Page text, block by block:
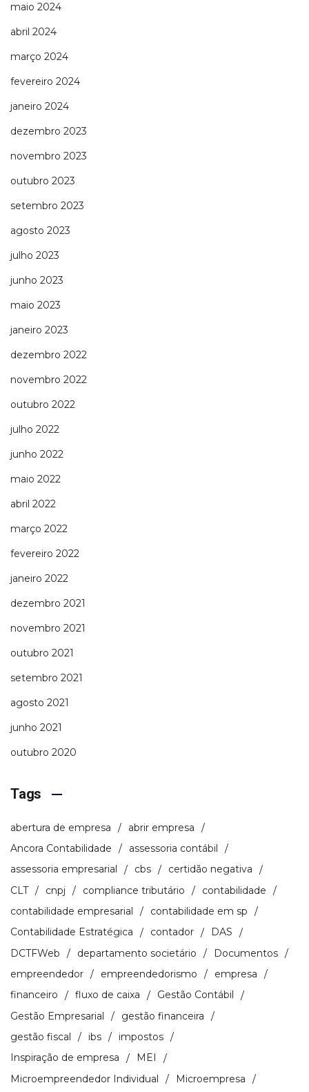
maio 2024
abril 2024
março 2024
fevereiro 2024
janeiro 2024
dezembro 2023
novembro 2023
outubro 2023
setembro 2023
agosto 2023
julho 2023
junho 2023
maio 2023
janeiro 2023
dezembro 2022
novembro 2022
outubro 2022
julho 2022
junho 2022
maio 2022
abril 2022
março 2022
fevereiro 2022
janeiro 2022
dezembro 2021
novembro 2021
outubro 2021
setembro 2021
agosto 2021
junho 2021
outubro 2020
Tags
abertura de empresa
abrir empresa
Ancora Contabilidade
assessoria contábil
assessoria empresarial
cbs
certidão negativa
CLT
cnpj compliance tributário
contabilidade
contabilidade empresarial
contabilidade em sp
Contabilidade Estratégica
contador
DAS
DCTFWeb
departamento societário
Documentos
empreendedor
empreendedorismo
empresa
financeiro
fluxo de caixa
Gestão Contábil
Gestão Empresarial
gestão financeira
gestão fiscal
ibs
impostos
Inspiração de empresa
MEI
Microempreendedor Individual
Microempresa